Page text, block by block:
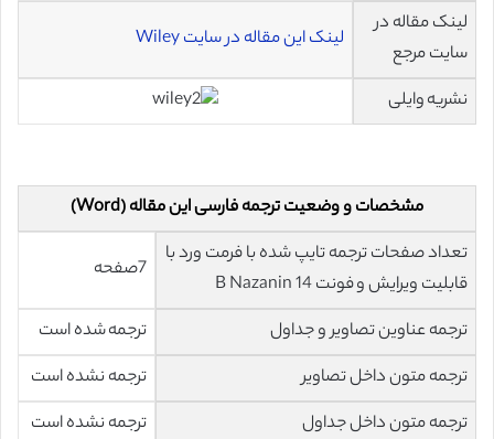
لینک مقاله در
سایت مرجع
لینک این مقاله در سایت Wiley
نشریه وایلی
مشخصات و وضعیت ترجمه فارسی این مقاله (Word)
تعداد صفحات ترجمه تایپ شده با فرمت ورد با
قابلیت ویرایش و فونت 14 B Nazanin
7صفحه
ترجمه عناوین تصاویر و جداول
ترجمه شده است
ترجمه متون داخل تصاویر
ترجمه نشده است
ترجمه متون داخل جداول
ترجمه نشده است